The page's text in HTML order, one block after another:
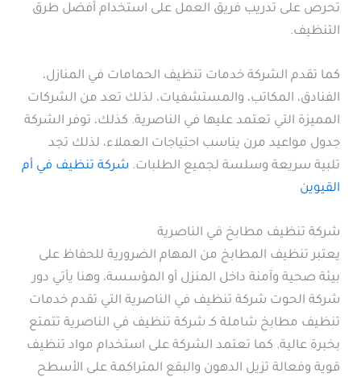
تحرص على تدريب فريق العمل على استخدام أفضل طرق
التنظيف.
كما تقدم الشركة خدمات تنظيف الحمامات في المنازل،
الفنادق، المكاتب، والمستشفيات، لذلك تعد من الشركات
المميزة التي تعتمد عليها في الناصرية. كذلك، توفر الشركة
جدول مواعيد مرن يناسب احتياجات العملاء، لذلك تجد
تلبية سريعة وسلسة لجميع الطلبات. شركة تنظيف في أم
القيوين
شركة تنظيف مطابخ في الناصرية
يعتبر تنظيف المطابخ من المهام الضرورية للحفاظ على
بيئة صحية وآمنة داخل المنزل أو المؤسسة، وهنا يأتي دور
شركة الحوت شركة تنظيف في الناصرية التي تقدم خدمات
تنظيف مطابخ شاملة كـ شركة تنظيف في الناصرية تتمتع
بخبرة عالية. كما تعتمد الشركة على استخدام مواد تنظيف
قوية وفعالة تزيل الدهون والبقع المتراكمة على الأسطح